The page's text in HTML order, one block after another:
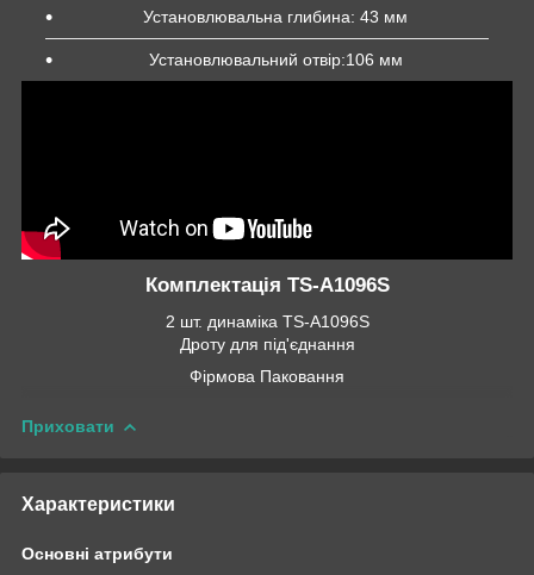
Установлювальна глибина: 43 мм
Установлювальний отвір:106 мм
Комплектація TS-A1096S
2 шт. динаміка TS-A1096S
Дроту для під'єднання
Фірмова Паковання
Приховати
Характеристики
Основні атрибути